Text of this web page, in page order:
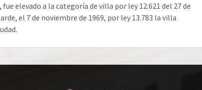
fue elevado a la categoría de villa por ley 12.621 del 27 de
el 7 de noviembre de 1969, por ley 13.783 la villa